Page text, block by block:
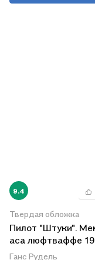
9.4
Твердая обложка
Пилот "Штуки".
аса люфтваффе
1945
Ганс Рудель